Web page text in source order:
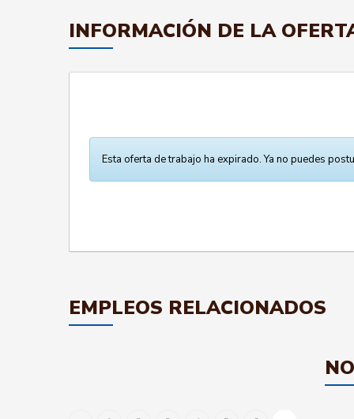
INFORMACIÓN DE LA
Esta oferta de trabajo ha expirado. Ya no puedes
EMPLEOS RELACIONADOS